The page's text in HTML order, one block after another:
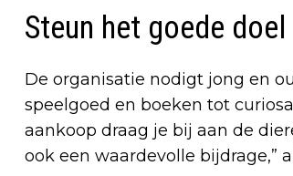
Steun het goede doel
De organisatie nodigt jong en
speelgoed en boeken tot
aankoop draag je bij aan de
ook een waardevolle bijdrage,”